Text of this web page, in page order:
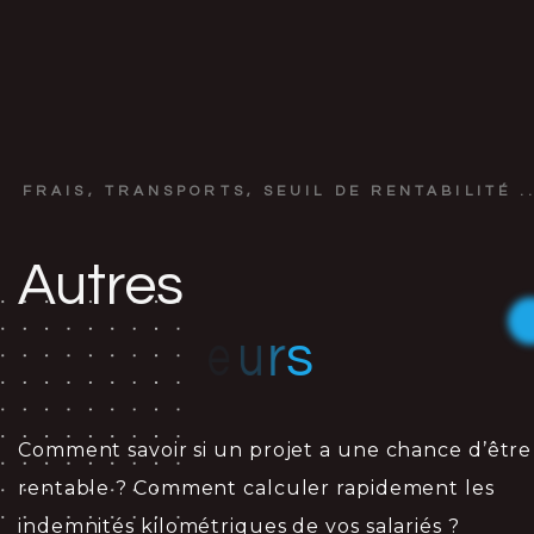
FRAIS, TRANSPORTS, SEUIL DE RENTABILITÉ
Autres
s i m u a u r
Comment savoir si un projet a une chance d’être
rentable ? Comment calculer rapidement les
indemnités kilométriques de vos salariés ?